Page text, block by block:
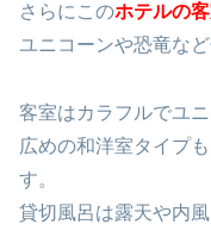
さらにこのホテルの
ユニコーンや恐竜な
客室はカラフルでユ
広めの和洋室タイプ
す。
貸切風呂は露天や内